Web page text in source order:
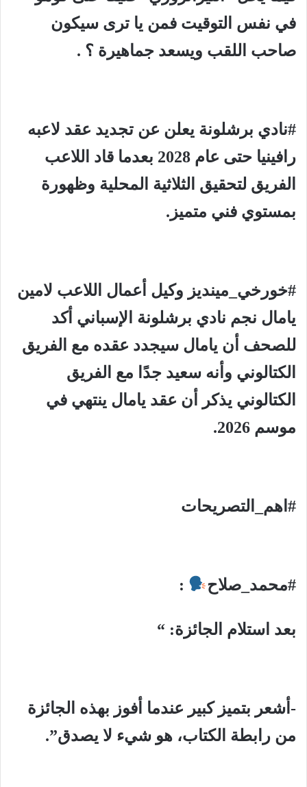
في نفس التوقيت فمن يا ترى سيكون
صاحب اللقب ويسعد جماهيرة ؟ .
#نادي برشلونة يعلن عن تجديد عقد لاعبه
رافينيا حتى عام 2028 بعدما قاد اللاعب
الفريق لتحقيق الثلاثية المحلية وظهورة
بمستوي فني متميز.
#خورخي_مينديز وكيل أعمال اللاعب لامين
يامال نجم نادي برشلونة الإسباني أكد
للصحف أن يامال سيجدد عقده مع الفريق
الكتالوني وأنه سعيد جدًا مع الفريق
الكتالوني يذكر أن عقد يامال ينتهي في
موسم 2026.
#اهم_التصريحات
#محمد_صلاح :
بعد استلام الجائزة: “
-أشعر بتميز كبير عندما أفوز بهذه الجائزة
من رابطة الكتاب، هو شيء لا يصدق”.